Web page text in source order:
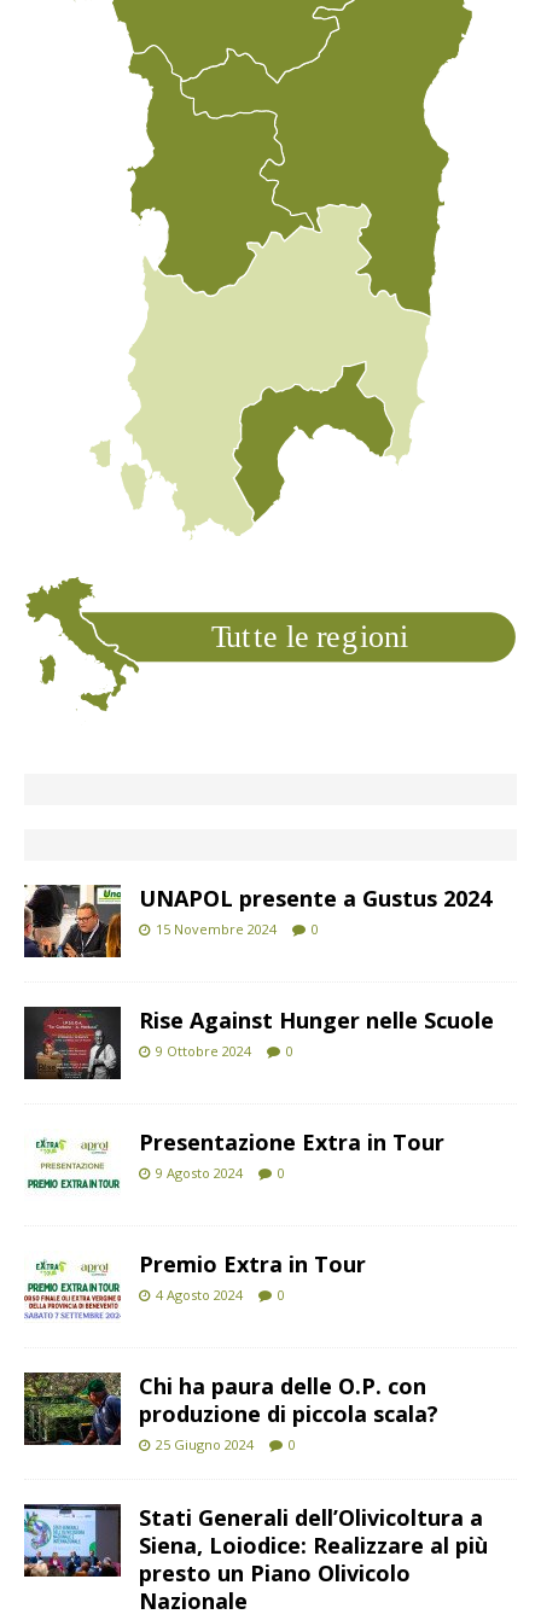
Tutte leregioni
UNAPOL presente a Gustus 2024
15 Novembre 2024 0
Rise Against Hunger nelle Scuole
9 Ottobre 2024 0
Presentazione Extra in Tour
9 Agosto 2024 0
Premio Extra in Tour
4 Agosto 2024 0
Chi ha paura delle O.P. con
produzione di piccola scala?
25 Giugno 2024 0
Stati Generali dell’Olivicoltura a
Siena, Loiodice: Realizzare al più
presto un Piano Olivicolo
Nazionale